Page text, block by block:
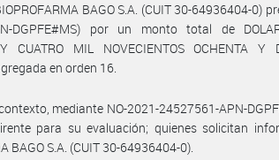
BAGO S.A. (CUIT 30-64936404-0)
DGPFE#MS) por un monto total de
Y CUATRO MIL NOVECIENTOS OCHENTA
en orden 16.
mediante NO-2021-24527561-APN-
para su evaluación; quienes solicitan
BAGO S.A. (CUIT 30-64936404-0).